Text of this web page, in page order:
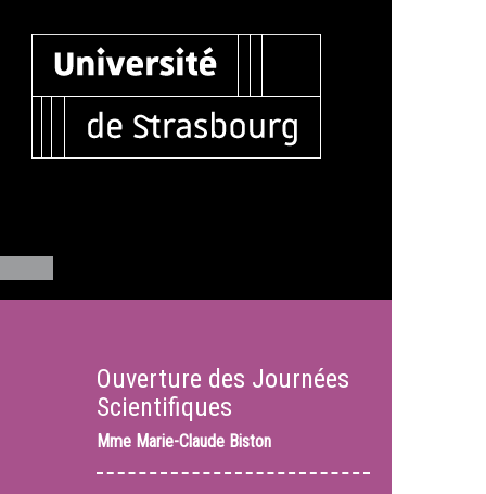
Ouverture des Journées
Scientifiques
Mme Marie-Claude Biston